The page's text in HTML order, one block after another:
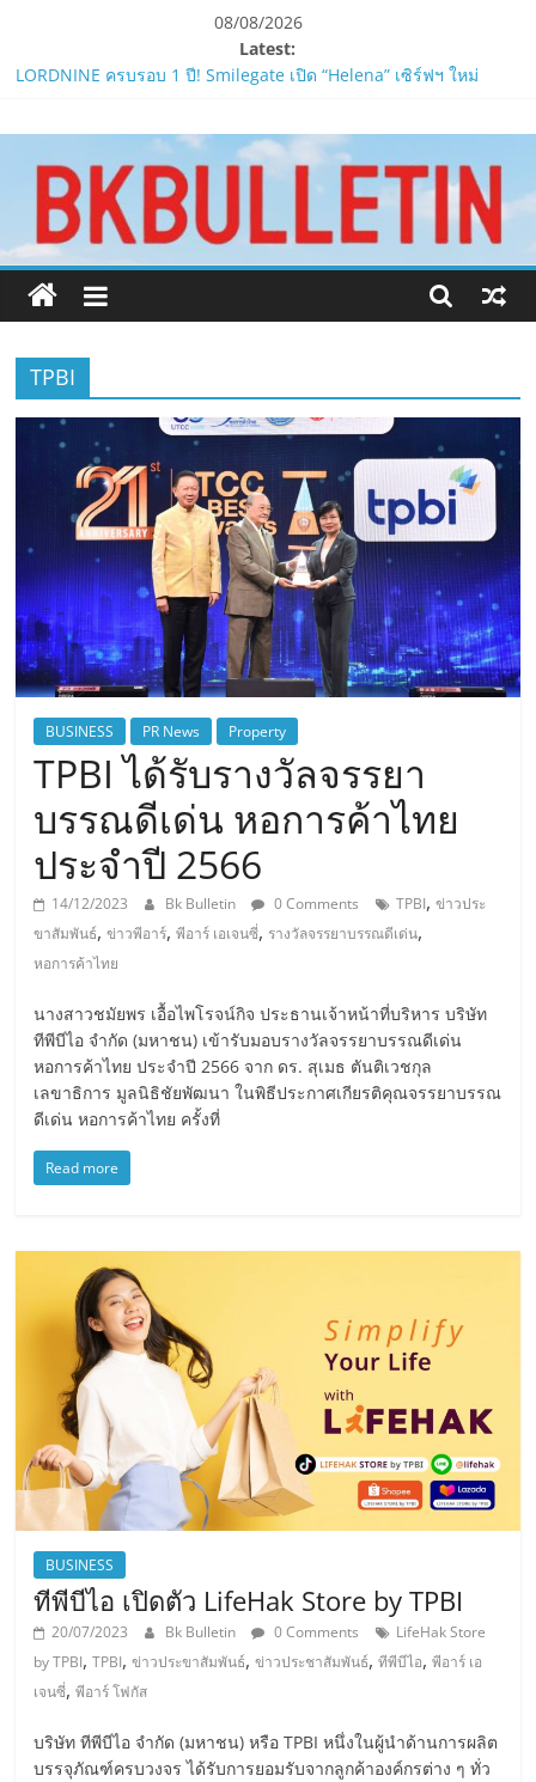
content
08/08/2026
Latest:
LORDNINE ครบรอบ 1 ปี! Smilegate เปิด “Helena” เซิร์ฟฯ ใหม่
บูสต์ EXP กระฉูด 50% พร้อมแจกซัมมอนสูงสุด 1,111 ครั้ง!
LORDNINE จัดศึกคนดังสายเกม ไทย ปะทะ ฟิลิปปินส์ใน “Rise of the
Tenth Lord”
PIPPER STANDARD® เปิดตัวแชมพูอาบน้ำ และ โฟมอาบแห้งสัตว์
เลี้ยง
ห้ามพลาด! Smilegate เปิดตัว ‘เฮเลนา’ เซิร์ฟเวอร์ใหม่ของ
LORDNINE 29 ก.ค. นี้
เสนอ
ข่าว
ครบ
ทุก
TPBI
BUSINESS PR News Property
TPBI ได้รับรางวัลจรรยา
บรรณดีเด่น หอการค้าไทย
ประจำปี 2566
14/12/2023 Bk Bulletin 0 Comments TPBI,ข่าวประ
ขาสัมพันธ์,ข่าวพีอาร์,พีอาร์ เอเจนซี่, รางวัลจรรยาบรรณดีเด่น,
หอการค้าไทย
นางสาวชมัยพร เอื้อไพโรจน์กิจ ประธานเจ้าหน้าที่บริหาร บริษัท
ทีพีบีไอ จำกัด (มหาชน) เข้ารับมอบรางวัลจรรยาบรรณดีเด่น
หอการค้าไทย ประจำปี 2566 จาก ดร. สุเมธ ตันติเวชกุล
เลขาธิการ มูลนิธิชัยพัฒนา ในพิธีประกาศเกียรติคุณจรรยาบรรณ
ดีเด่น หอการค้าไทย ครั้งที่
Read more
BUSINESS
ทีพีบีไอ เปิดตัว LifeHak Store by TPBI
20/07/2023 Bk Bulletin 0 Comments
LifeHak Store
by TPBI,TPBI,ข่าวประขาสัมพันธ์,ข่าวประชาสัมพันธ์,ทีพีบีไอ,พีอาร์ เอ
เจนซี่,พีอาร์ โฟกัส
บริษัท ทีพีบีไอ จำกัด (มหาชน) หรือ TPBI หนึ่งในผู้นำด้านการผลิต
บรรจุภัณฑ์ครบวงจร ได้รับการยอมรับจากลูกค้าองค์กรต่าง ๆ ทั่ว